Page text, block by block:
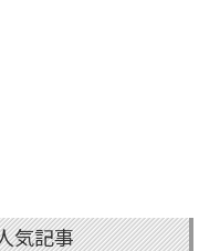
気記事